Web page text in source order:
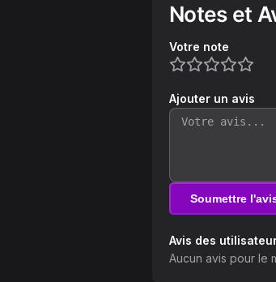
Notes et
Votre note
Ajouter un avis
Soumettre
Avis des
Aucun avis pour le